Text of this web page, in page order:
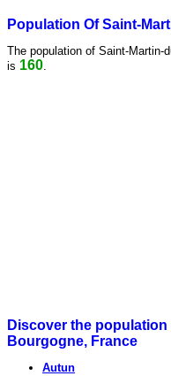
Population Of Saint-
The population of Saint-Martin-
is 160
Discover the
Bourgogne, France
Autun